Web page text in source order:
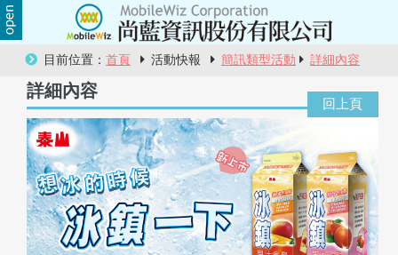
目前位置： 首頁 活動快報 簡訊類型活動 詳細內容
詳細內容